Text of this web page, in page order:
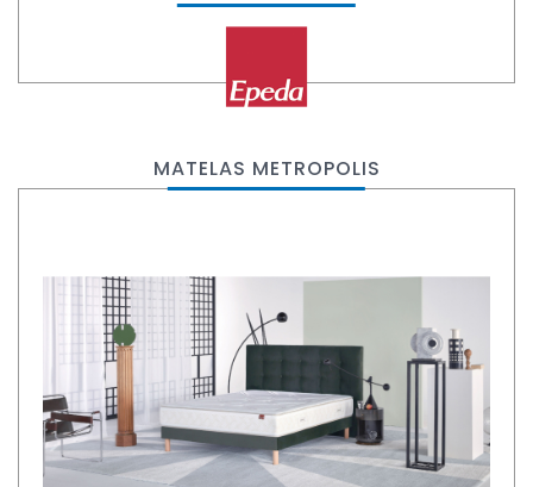
MATELAS METROPOLIS